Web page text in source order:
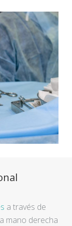
a través de
mano derecha